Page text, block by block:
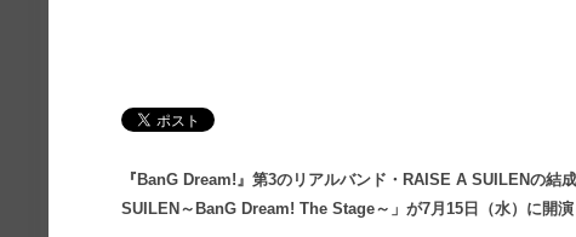
『BanG Dream!』第3のリアルバンド・RAISE A SUILENの結
SUILEN～BanG Dream! The Stage～」が7月15日（水）に開演